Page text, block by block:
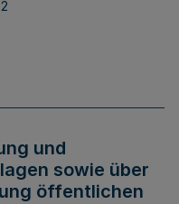
und
sowie über
öffentlichen